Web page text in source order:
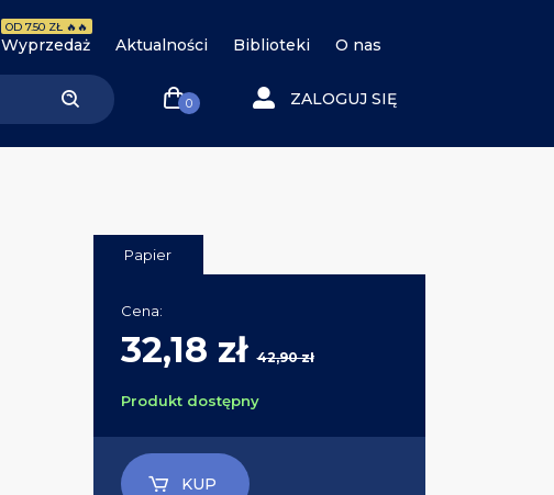
Wyprzedaż
OD 7.50 ZŁ 🔥🔥
Aktualności Biblioteki O nas
0 ZALOGUJ SIĘ
Papier
Cena:
32,18 zł42,90 zł
Produkt dostępny
KUP